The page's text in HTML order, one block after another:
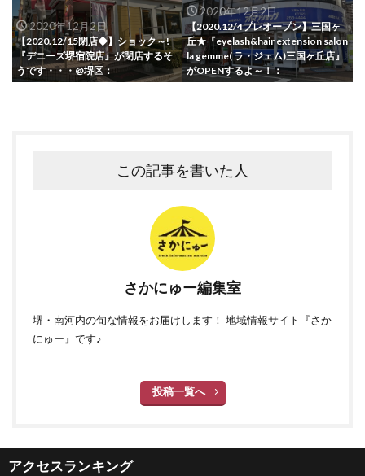
2020年12月2日
【2020.12/15閉店◆】ショック～!
『デニーズ堺宿院店』が閉店するそ
うです・・・@堺区：
2020年12月2日
【2020.12/4プレオープン】三国ヶ
丘★『eyelash&hair extension salon
la gemme( ラ・ジェム)三国ヶ丘店』
がOPENするよ～！：
この記事を書いた人
さかにゅー編集室
堺・南河内の旬な情報をお届けします！ 地域情報サイト『さか
にゅー』です♪
投稿一覧へ
アクセスランキング